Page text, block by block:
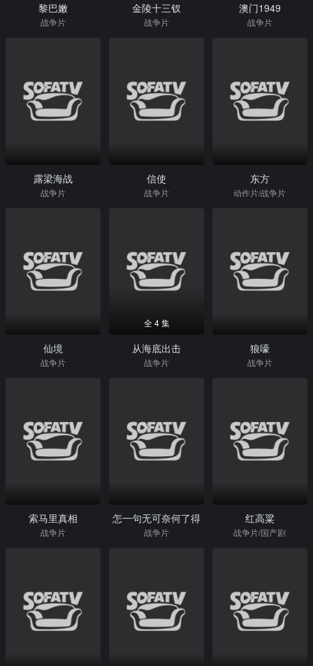
黎巴嫩
战争片
金陵十三钗
战争片
澳门1949
战争片
露梁海战
战争片
信使
战争片
东方
动作片/战争片
仙境
战争片
全 4 集
从海底出击
战争片
狼嚎
战争片
索马里真相
战争片
怎一句无可奈何了得
战争片
红高粱
战争片/国产剧